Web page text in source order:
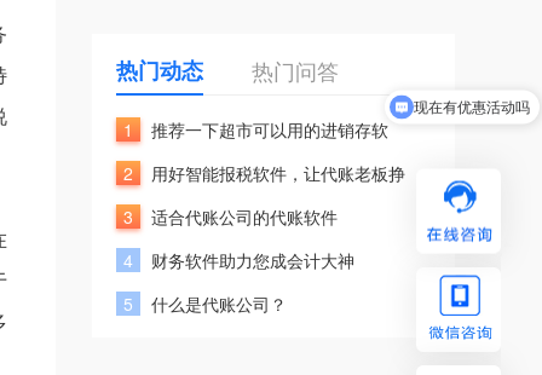
热门动态 热门问答
1
推荐一下超市可以用的进销存软
2
用好智能报税软件，让代账老板挣
3
适合代账公司的代账软件
4
财务软件助力您成会计大神
5
什么是代账公司？
现在有优惠活动吗